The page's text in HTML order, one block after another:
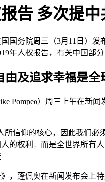
告 多次提
国国务院周三（3月11日）发
年人权报告，有关中国部分
由及追求幸福是全
Pompeo）周三上午在新
所信仰的核心，因此我们
的权利，而是全世界所有
，蓬佩奥在新闻发布会上